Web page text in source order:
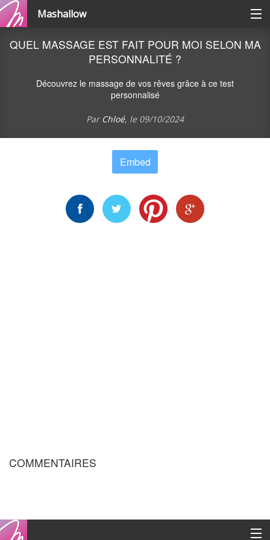
Mashallow
Catégories
Créer une battle
Créer un quizz
QUEL MASSAGE EST FAIT POUR MOI SELON MA
PERSONNALITÉ ?
Découvrez le massage de vos rêves grâce à ce test
personnalisé
Par Chloé, le 09/10/2024
Embed
COMMENTAIRES